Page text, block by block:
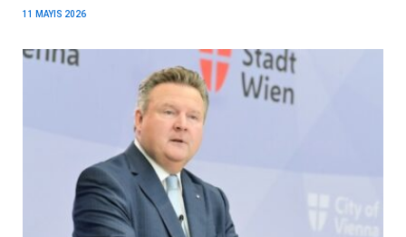
11 MAYIS 2026